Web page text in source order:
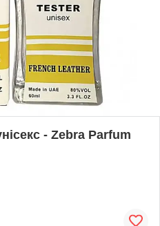
- Zebra Parfum